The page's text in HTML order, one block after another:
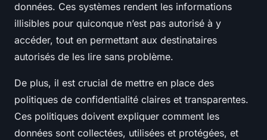
données. Ces systèmes rendent les informations
illisibles pour quiconque n’est pas autorisé à y
accéder, tout en permettant aux destinataires
autorisés de les lire sans problème.
De plus, il est crucial de mettre en place des
politiques de confidentialité claires et transparentes.
Ces politiques doivent expliquer comment les
données sont collectées, utilisées et protégées, et